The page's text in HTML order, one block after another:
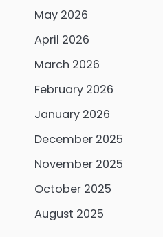
May 2026
April 2026
March 2026
February 2026
January 2026
December 2025
November 2025
October 2025
August 2025